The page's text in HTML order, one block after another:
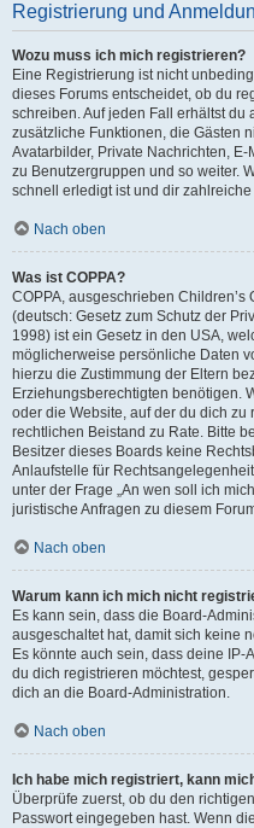
Registrierung und
Wozu muss ich mich registrieren?
Eine Registrierung ist nicht
dieses Forums entscheidet, ob du
schreiben. Auf jeden Fall erhältst du
zusätzliche Funktionen, die Gästen
Avatarbilder, Private Nachrichten,
zu Benutzergruppen und so weiter.
schnell erledigt ist und dir
Nach oben
Was ist COPPA?
COPPA, ausgeschrieben Children’s
(deutsch: Gesetz zum Schutz der
1998) ist ein Gesetz in den USA,
möglicherweise persönliche Daten
hierzu die Zustimmung der Eltern
Erziehungsberechtigten benötigen.
oder die Website, auf der du dich zu
rechtlichen Beistand zu Rate. Bitte
Besitzer dieses Boards keine
Anlaufstelle für
unter der Frage „An wen soll ich
juristische Anfragen zu diesem
Nach oben
Warum kann ich mich nicht
Es kann sein, dass die Board-
ausgeschaltet hat, damit sich keine
Es könnte auch sein, dass deine
du dich registrieren möchtest,
dich an die Board-Administration.
Nach oben
Ich habe mich registriert, kann
Überprüfe zuerst, ob du den
Passwort eingegeben hast. Wenn